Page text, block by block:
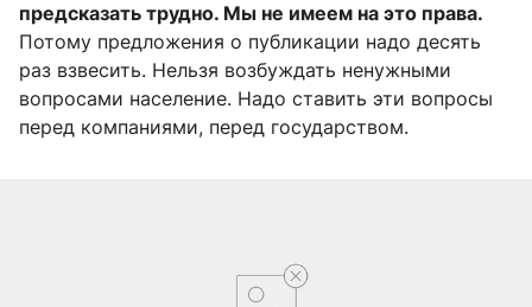
предсказать трудно. Мы не имеем на это права.
Потому предложения о публикации надо десять
раз взвесить. Нельзя возбуждать ненужными
вопросами население. Надо ставить эти вопросы
перед компаниями, перед государством.